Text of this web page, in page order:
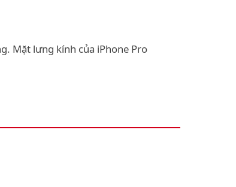
Mặt lưng kính của iPhone Pro